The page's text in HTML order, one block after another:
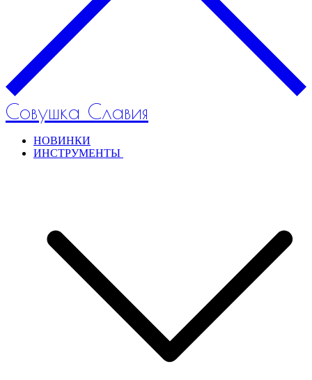
Совушка Славия
НОВИНКИ
ИНСТРУМЕНТЫ